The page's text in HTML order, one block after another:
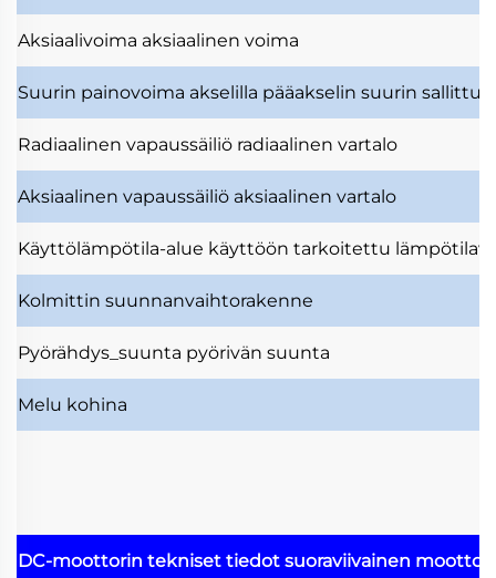
Aksiaalivoima aksiaalinen voima
Suurin painovoima akselilla pääakselin suurin sallittu
Radiaalinen vapaussäiliö radiaalinen vartalo
Aksiaalinen vapaussäiliö aksiaalinen vartalo
Käyttölämpötila-alue käyttöön tarkoitettu
Kolmittin suunnanvaihtorakenne
Pyörähdys_suunta pyörivän suunta
Melu kohina
DC-moottorin tekniset tiedot suoraviivainen